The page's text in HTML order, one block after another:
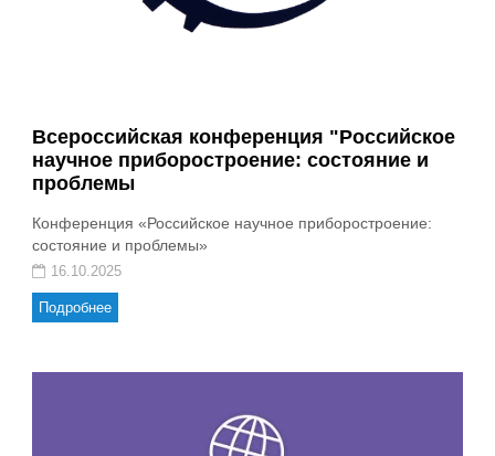
Всероссийская конференция "Российское
научное приборостроение: состояние и
проблемы
Конференция «Российское научное приборостроение:
состояние и проблемы»
16.10.2025
Подробнее